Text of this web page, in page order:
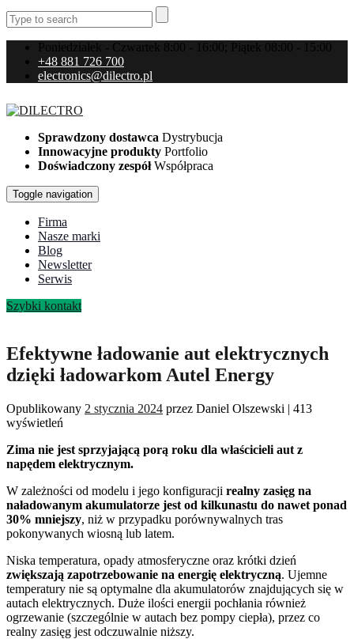
Poniedziałek - Czwartek 8:00 - 16:00; Piątek 08:00 - 15:00
+48 881 726 700
electronics@dilectro.pl
Sprawdzony dostawca Dystrybucja
Innowacyjne produkty Portfolio
Doświadczony zespół Współpraca
Toggle navigation
Firma
Nasze marki
Blog
Newsletter
Serwis
Szybki kontakt
Efektywne ładowanie aut elektrycznych
dzięki ładowarkom Autel Energy
Opublikowany 2 stycznia 2024 przez Daniel Olszewski | 413
wyświetleń
Zima nie jest sprzyjającą porą roku dla właścicieli aut z
napędem elektrycznym.
W zależności od modelu i jego konfiguracji realny zasięg na
naładowanym akumulatorze jest od kilkunastu do nawet ponad
30% mniejszy, niż w przypadku porównywalnych tras
pokonywanych wiosną lub latem.
Niska temperatura, opady atmosferyczne oraz krótki dzień
zwiększają zapotrzebowanie na energię elektryczną. Ujemne
temperatury nie są optymalne dla akumulatorów znajdujących się w
autach elektrycznych. Duże ilości energii pochłania również
ogrzewanie (szczególnie w autach bez pompy ciepła), przez co
realny zasięg jest odczuwalnie niższy.